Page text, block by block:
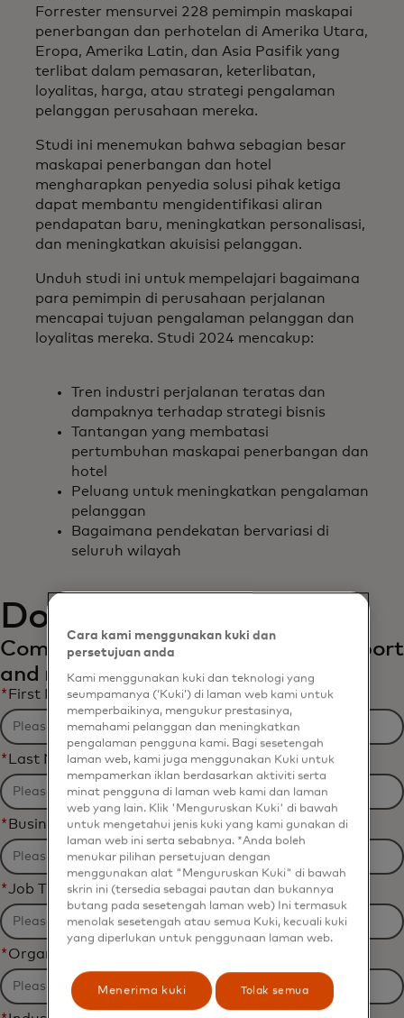
Forrester mensurvei 228 pemimpin maskapai
penerbangan dan perhotelan di Amerika Utara,
Eropa, Amerika Latin, dan Asia Pasifik yang
terlibat dalam pemasaran, keterlibatan,
loyalitas, harga, atau strategi pengalaman
pelanggan perusahaan mereka.
Studi ini menemukan bahwa sebagian besar
maskapai penerbangan dan hotel
mengharapkan penyedia solusi pihak ketiga
dapat membantu mengidentifikasi aliran
pendapatan baru, meningkatkan personalisasi,
dan meningkatkan akuisisi pelanggan.
Unduh studi ini untuk mempelajari bagaimana
para pemimpin di perusahaan perjalanan
mencapai tujuan pengalaman pelanggan dan
loyalitas mereka. Studi 2024 mencakup:
Tren industri perjalanan teratas dan
dampaknya terhadap strategi bisnis
Tantangan yang membatasi
pertumbuhan maskapai penerbangan dan
hotel
Peluang untuk meningkatkan pengalaman
pelanggan
Bagaimana pendekatan bervariasi di
seluruh wilayah
Download the report
Complete the form to receive the report
and related content via email.
* First Name
* Last Name
* Business Email Address
*Job Title
*Organization Name
Cara kami menggunakan kuki dan
persetujuan anda
Kami menggunakan kuki dan teknologi yang
seumpamanya (‘Kuki’) di laman web kami untuk
memperbaikinya, mengukur prestasinya,
memahami pelanggan dan meningkatkan
pengalaman pengguna kami. Bagi sesetengah
laman web, kami juga menggunakan Kuki untuk
mempamerkan iklan berdasarkan aktiviti serta
minat pengguna di laman web kami dan laman
web yang lain. Klik 'Menguruskan Kuki' di bawah
untuk mengetahui jenis kuki yang kami gunakan di
laman web ini serta sebabnya. *Anda boleh
menukar pilihan persetujuan dengan
menggunakan alat "Menguruskan Kuki" di bawah
skrin ini (tersedia sebagai pautan dan bukannya
butang pada sesetengah laman web) Ini termasuk
menolak sesetengah atau semua Kuki, kecuali kuki
yang diperlukan untuk penggunaan laman web.
Menerima kuki Tolak semua